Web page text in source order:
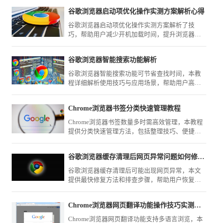
谷歌浏览器启动项优化操作实测方案解析心得
谷歌浏览器启动项优化操作实测方案解析了技
巧，帮助用户减少开机加载时间，提升浏览器运
谷歌浏览器智能搜索功能解析
谷歌浏览器智能搜索功能可节省查找时间，本教
程详细解析使用技巧与应用场景，帮助用户高效
Chrome浏览器书签分类快速管理教程
Chrome浏览器书签数量多时需高效管理，本教程
提供分类快速管理方法，包括整理技巧、便捷访
谷歌浏览器缓存清理后网页异常问题如何修复最快
谷歌浏览器缓存清理后可能出现网页异常，本文
提供最快修复方法和排查步骤，帮助用户恢复正
Chrome浏览器网页翻译功能操作技巧实测心得总结
Chrome浏览器网页翻译功能支持多语言浏览，本